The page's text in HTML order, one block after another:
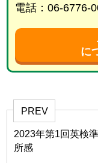
電話：06-6776-
に
PREV
2023年第1回英検
所感